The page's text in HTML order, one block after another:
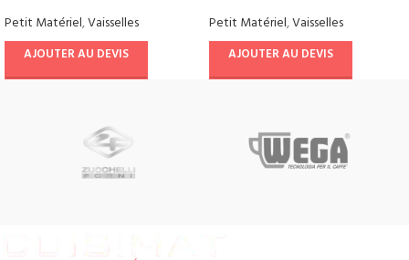
Petit Matériel,Vaisselles
AJOUTER AU DEVIS
Petit Matériel,Vaisselles
AJOUTER AU DEVIS